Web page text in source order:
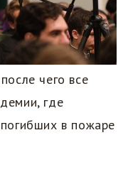
чего все
где
в пожаре